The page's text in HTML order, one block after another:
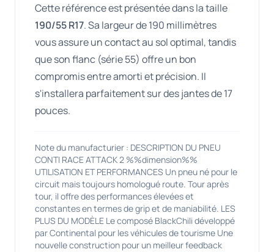
Cette référence est présentée dans la taille
190/55 R17. Sa largeur de 190 millimètres
vous assure un contact au sol optimal, tandis
que son flanc (série 55) offre un bon
compromis entre amorti et précision. Il
s'installera parfaitement sur des jantes de 17
pouces.
Note du manufacturier : DESCRIPTION DU PNEU
CONTI RACE ATTACK 2 %%dimension%%
UTILISATION ET PERFORMANCES Un pneu né pour le
circuit mais toujours homologué route. Tour après
tour, il offre des performances élevées et
constantes en termes de grip et de maniabilité. LES
PLUS DU MODÈLE Le composé BlackChili développé
par Continental pour les véhicules de tourisme Une
nouvelle construction pour un meilleur feedback